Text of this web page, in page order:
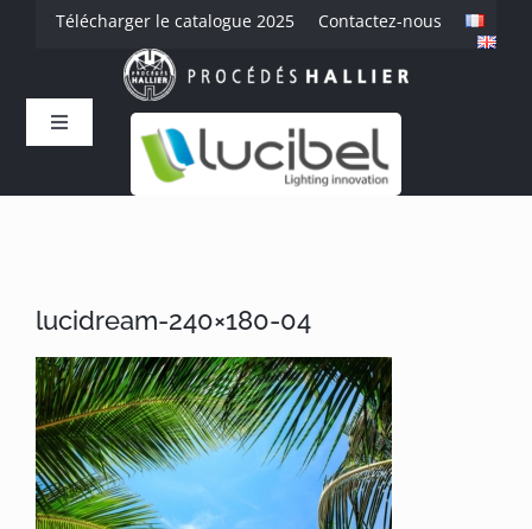
PasserTélécharger le catalogue 2025 Contactez-nous
Toggle
Navigation
Produits
Références
lucidream-240×180-04